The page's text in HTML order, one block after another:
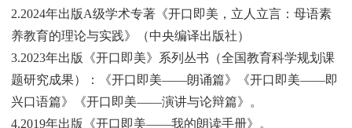
2.2024年出版A级学术专著《开口即美，立人立言：母语素
养教育的理论与实践》（中央编译出版社）
3.2023年出版《开口即美》系列丛书（全国教育科学规划课
题研究成果）：《开口即美——朗诵篇》《开口即美——即
兴口语篇》《开口即美——演讲与论辩篇》。
4.2019年出版《开口即美——我的朗读手册》。